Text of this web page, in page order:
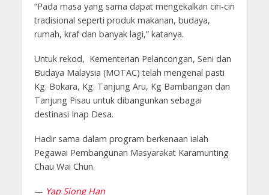
“Pada masa yang sama dapat mengekalkan ciri-ciri
tradisional seperti produk makanan, budaya,
rumah, kraf dan banyak lagi,” katanya.
Untuk rekod, Kementerian Pelancongan, Seni dan
Budaya Malaysia (MOTAC) telah mengenal pasti
Kg. Bokara, Kg. Tanjung Aru, Kg Bambangan dan
Tanjung Pisau untuk dibangunkan sebagai
destinasi Inap Desa.
Hadir sama dalam program berkenaan ialah
Pegawai Pembangunan Masyarakat Karamunting
Chau Wai Chun.
— Yap Siong Han